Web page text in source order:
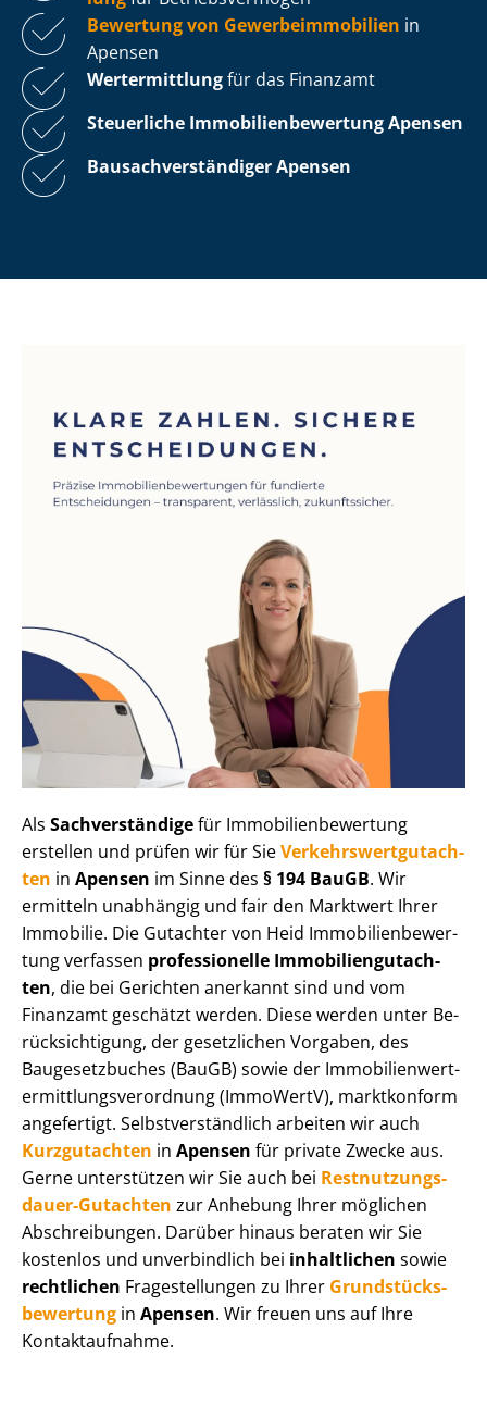
Bewertung von Ge­wer­be­im­mo­bi­li­en in
Apensen
Wertermittlungfür das Finanzamt
Steuerliche Im­mo­bi­li­en­be­wer­tungApensen
Bau­sach­ver­stän­di­ger Apensen
Als Sachverständigefür Im­mo­bi­li­en­be­wer­tung
erstellen und prüfen wir für SieVer­kehrs­wert­gut­ach­
ten in Apensen im Sinne des § 194 BauGB. Wir
ermitteln unabhängig und fair den Marktwert Ihrer
Immobilie. Die Gutachter von Heid Im­mo­bi­li­en­be­wer­
tung verfassen professionelle Im­mo­bi­li­en­gut­ach­
ten, die bei Gerichten anerkannt sind und vom
Finanzamt geschätzt werden. Diese werden unter Be­
rück­sich­ti­gung, der gesetzlichen Vorgaben, des
Baugesetzbuches (BauGB) sowie der Im­mo­bi­li­en­wert­
ermitt­lungs­ver­ord­nung (ImmoWertV), marktkonform
angefertigt. Selbst­ver­ständ­lich arbeiten wir auch
Kurzgutachten in Apensen für private Zwecke aus.
Gerne unterstützen wir Sie auch bei Rest­nut­zungs­
dau­er-Gutachten zur Anhebung Ihrer möglichen
Abschreibungen. Darüber hinaus beraten wir Sie
kostenlos und unverbindlich bei inhaltlichen sowie
rechtlichen Fragestellungen zu Ihrer Grund­stücks­
be­wer­tung in Apensen. Wir freuen uns auf Ihre
Kontaktaufnahme.